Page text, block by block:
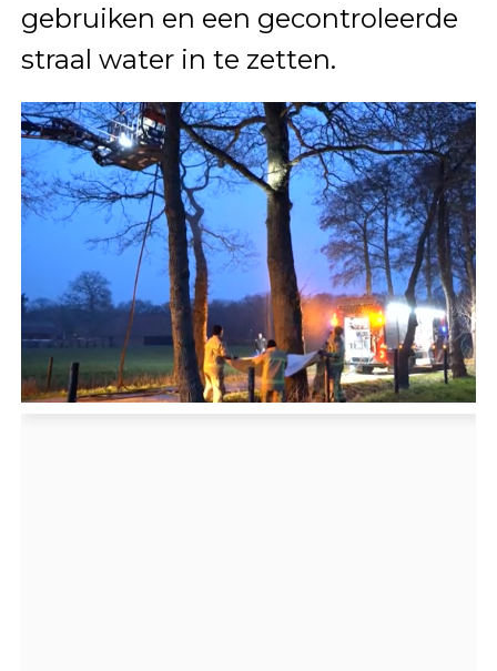
gebruiken en een gecontroleerde
straal water in te zetten.